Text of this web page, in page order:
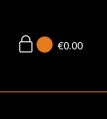
€0.00